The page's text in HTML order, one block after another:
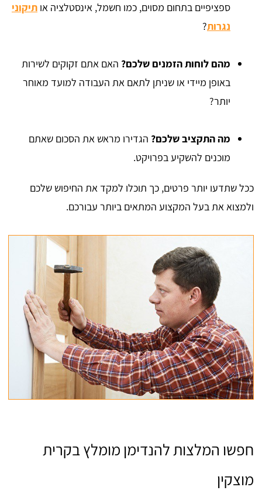
ספציפיים בתחום מסוים, כמו חשמל, אינסטלציה או תיקוני
נגרות?
מהם לוחות הזמנים שלכם? האם אתם זקוקים לשירות
באופן מיידי או שניתן לתאם את העבודה למועד מאוחר
יותר?
מה התקציב שלכם? הגדירו מראש את הסכום שאתם
מוכנים להשקיע בפרויקט.
ככל שתדעו יותר פרטים, כך תוכלו למקד את החיפוש שלכם
ולמצוא את בעל המקצוע המתאים ביותר עבורכם.
חפשו המלצות להנדימן מומלץ בקרית
מוצקין